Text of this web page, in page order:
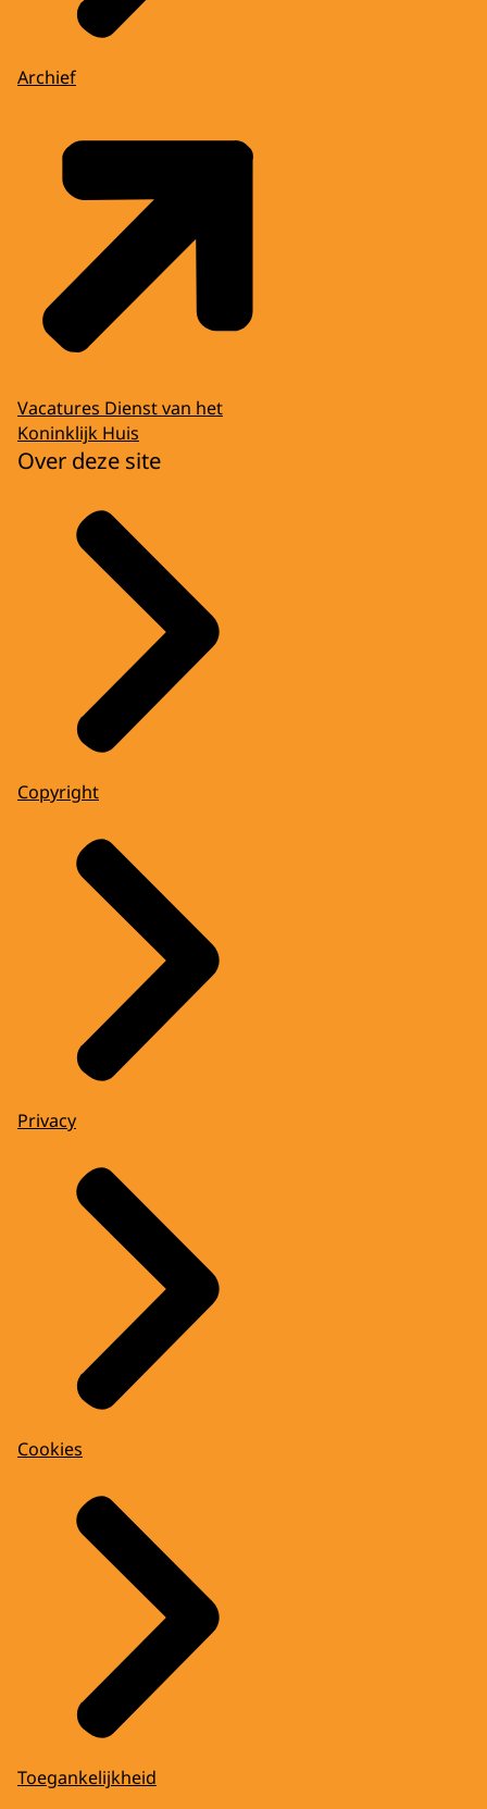
Archief
Vacatures Dienst van het
Koninklijk Huis
Over deze site
Copyright
Privacy
Cookies
Toegankelijkheid